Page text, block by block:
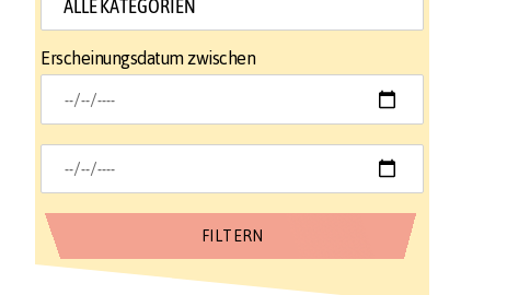
Erscheinungsdatum zwischen